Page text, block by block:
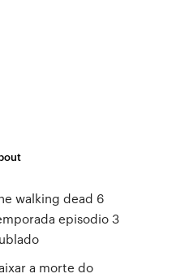
walking dead 6
episodio 3
a morte do